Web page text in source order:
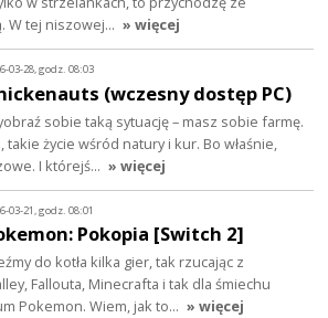
W tej niszowej… » więcej
03-28, godz. 08:03
(wczesny dostęp PC)
sobie taką sytuację – masz sobie farmę.
życie wśród natury i kur. Bo właśnie,
I którejś… » więcej
03-21, godz. 08:01
Pokopia [Switch 2]
do kotła kilka gier, tak rzucając z
Fallouta, Minecrafta i tak dla śmiechu
Pokemon. Wiem, jak to… » więcej